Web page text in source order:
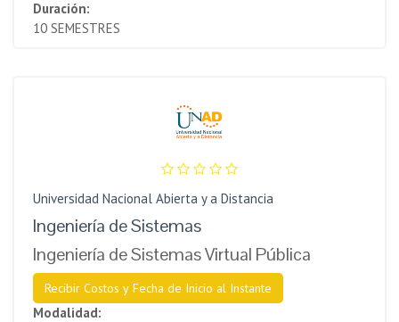
Duración:
10 SEMESTRES
Universidad Nacional Abierta y a Distancia
Ingeniería de Sistemas
Ingeniería de Sistemas Virtual Pública
Recibir Costos y Fecha de Inicio al Instante
Modalidad: